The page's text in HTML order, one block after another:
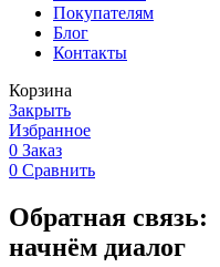
Покупателям
Блог
Контакты
Корзина
Закрыть
Избранное
0 Заказ
0 Сравнить
Обратная связь:
начнём диалог